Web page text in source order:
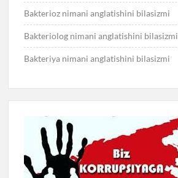
Bakterioz nimani anglatishini bilasizmi
Bakteriolog nimani anglatishini bilasizmi
Bakteriya nimani anglatishini bilasizmi